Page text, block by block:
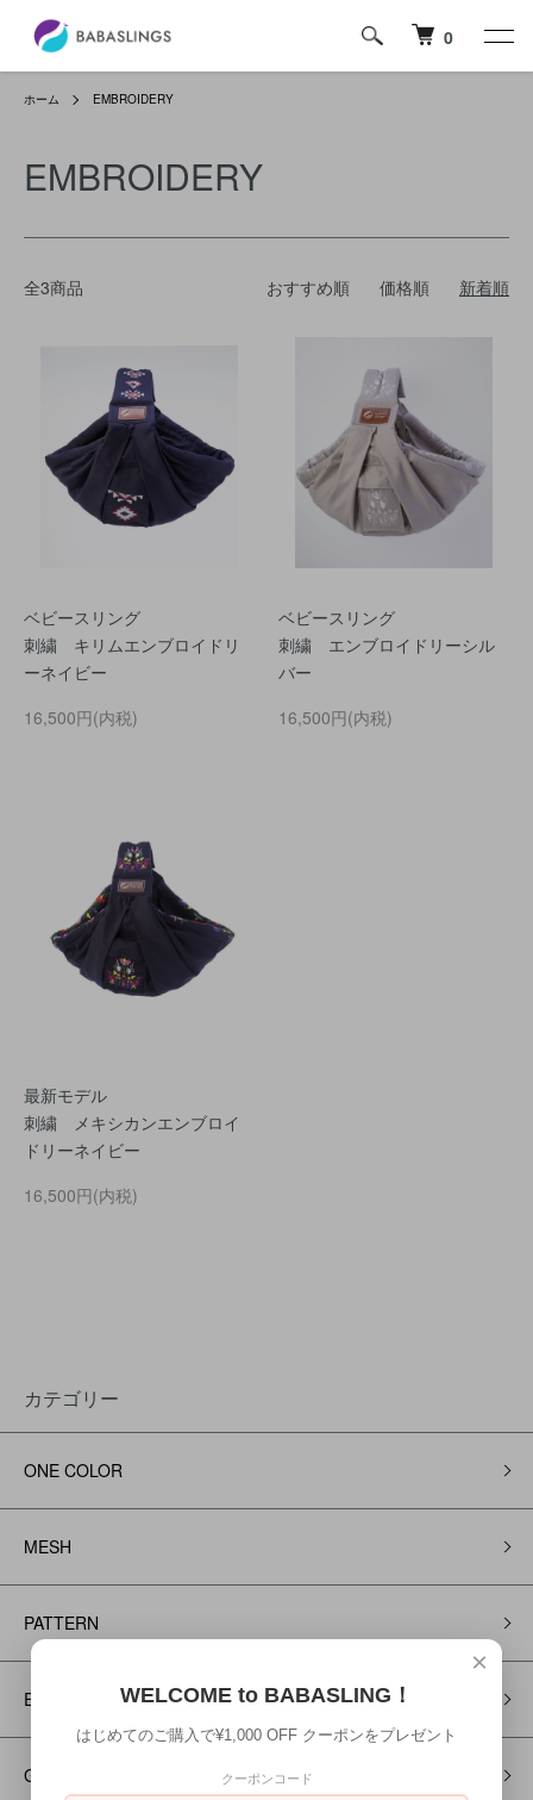
0
ホーム EMBROIDERY
EMBROIDERY
全3商品 おすすめ順 価格順 新着順
ベビースリング
刺繍 キリムエンブロイドリ
ーネイビー
16,500円(内税)
ベビースリング
刺繍 エンブロイドリーシル
バー
16,500円(内税)
最新モデル
刺繍 メキシカンエンブロイ
ドリーネイビー
16,500円(内税)
カテゴリー
ONE COLOR
MESH
PATTERN
EMBROIDERY
GENTEI
×
WELCOME to BABASLING！
はじめてのご購入で¥1,000 OFF クーポンをプレゼント
クーポンコード